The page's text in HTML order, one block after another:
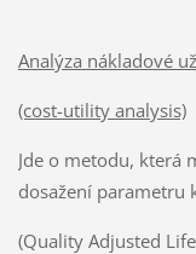
Analýza nákladové
(cost-utility analysis)
Jde o metodu, která
dosažení parametru
(Quality Adjusted